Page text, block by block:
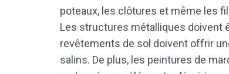
poteaux, les clôtures et même les
Les structures métalliques doivent
revêtements de sol doivent offrir
salins. De plus, les peintures de